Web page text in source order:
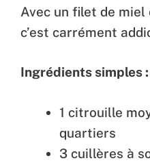
Avec un filet de miel
c’est carrément
Ingrédients simples :
1 citrouille
quartiers
3 cuillères à